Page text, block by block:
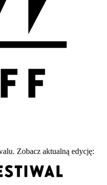
Zobacz aktualną edycję: